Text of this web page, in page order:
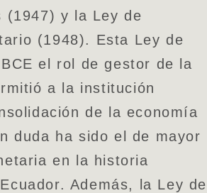
(1947) y la Ley de
(1948). Esta Ley de
el rol de gestor de la
a la institución
de la economía
duda ha sido el de mayor
en la historia
Además, la Ley de